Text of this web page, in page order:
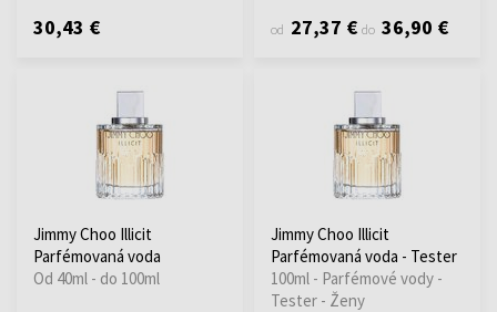
30,43 € od 27,37 € do 36,90 €
Jimmy Choo Illicit
Parfémovaná voda
Od 40ml - do 100ml
Jimmy Choo Illicit
Parfémovaná voda - Tester
100ml - Parfémové vody -
Tester - Ženy